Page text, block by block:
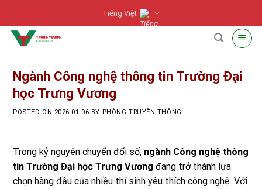
content
Tiếng Việt
Ngành Công nghệ thông tin Trường Đại
học Trưng Vương
POSTED ON 2026-01-06 BY PHÒNG TRUYỀN THÔNG
Trong kỷ nguyên chuyển đổi số, ngành Công nghệ thông
tin Trường Đại học Trưng Vương đang trở thành lựa
chọn hàng đầu của nhiều thí sinh yêu thích công nghệ. Với